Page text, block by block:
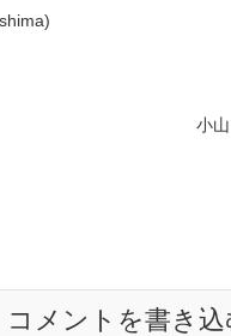
小
コメントを書き込